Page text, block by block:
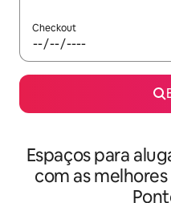
Checkout
Espaços para
com as